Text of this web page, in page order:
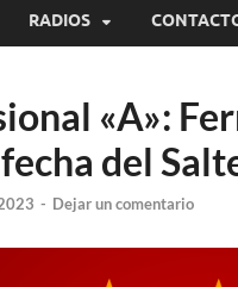
RADIOS
«A»:
del
- Dejar un comentario